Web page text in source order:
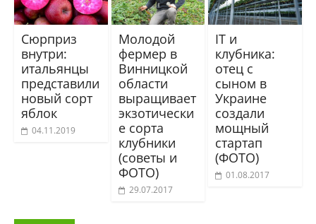
Сюрприз
внутри:
итальянцы
представили
новый сорт
яблок
04.11.2019
Молодой
фермер в
Винницкой
области
выращивает
экзотически
е сорта
клубники
(советы и
ФОТО)
29.07.2017
IТ и
клубника:
отец с
сыном в
Украине
создали
мощный
стартап
(ФОТО)
01.08.2017